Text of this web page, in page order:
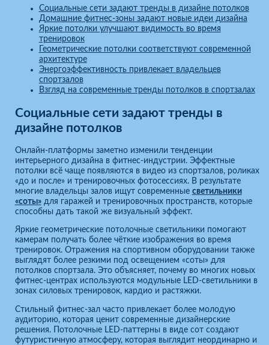
Социальные сети задают тренды в дизайне потолков
Домашние фитнес-зоны задают новые идеи дизайна
Яркие потолки улучшают видимость во время
тренировок
Геометрические потолки соответствуют современной
архитектуре
Энергоэффективность привлекает владельцев
спортзалов
Взгляд на современные тренды потолков в спортзалах
Социальные сети задают тренды в
дизайне потолков
Онлайн-платформы заметно изменили тенденции
интерьерного дизайна в фитнес-индустрии. Эффектные
потолки всё чаще появляются в видео из спортзалов, роликах
«до и после» и тренировочных фотосессиях. В результате
многие владельцы залов ищут современные светильники
«соты»для гаражей и тренировочных пространств, которые
способны дать такой же визуальный эффект.
Яркие геометрические потолочные светильники помогают
камерам получать более чёткие изображения во время
тренировок. Отражения на спортивном оборудовании также
выглядят более резкими под освещением «соты» для
потолков спортзала. Это объясняет, почему во многих новых
фитнес-центрах используются модульные LED-светильники в
зонах силовых тренировок, кардио и растяжки.
Стильный фитнес-зал часто привлекает более молодую
аудиторию, которая ценит современные дизайнерские
решения. Потолочные LED-паттерны в виде сот создают
футуристичную атмосферу, которая выглядит неординарно и